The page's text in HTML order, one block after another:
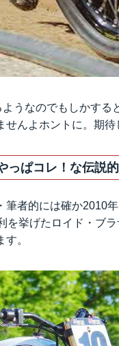
うなのでもしかする
んよホントに。期待
っぱコレ！な伝説的
者的には確か2010
を挙げたロイド・ブ
。